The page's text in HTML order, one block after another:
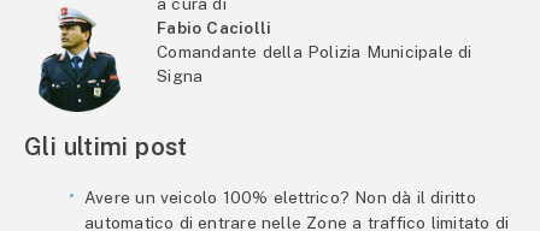
a cura di
Fabio Caciolli
Comandante della Polizia Municipale di
Signa
Gli ultimi post
Avere un veicolo 100% elettrico? Non dà il diritto
automatico di entrare nelle Zone a traffico limitato di